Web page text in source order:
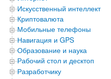
Искусственный интеллект
Криптовалюта
Мобильные телефоны
Навигация и GPS
Образование и наука
Рабочий стол и десктоп
Разработчику